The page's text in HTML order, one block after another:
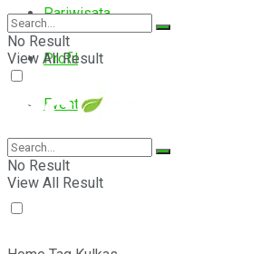
Pariwisata
Profil
Event
E-Magazine
No Result
View All Result
No Result
View All Result